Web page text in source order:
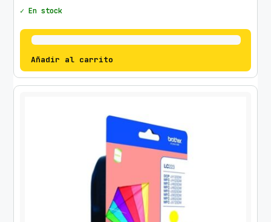
✓ En stock
Añadir al carrito